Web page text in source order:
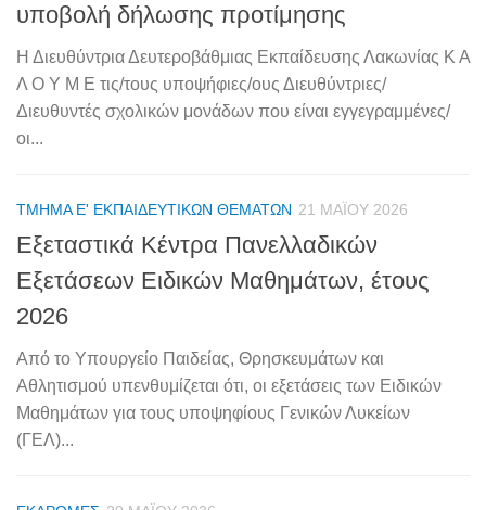
υποβολή δήλωσης προτίμησης
Η Διευθύντρια Δευτεροβάθμιας Εκπαίδευσης Λακωνίας Κ Α
Λ Ο Υ Μ Ε τις/τους υποψήφιες/ους Διευθύντριες/
Διευθυντές σχολικών μονάδων που είναι εγγεγραμμένες/
οι...
ΤΜΉΜΑ Ε' ΕΚΠΑΙΔΕΥΤΙΚΏΝ ΘΕΜΆΤΩΝ 21 ΜΑΪ́ΟΥ 2026
Εξεταστικά Κέντρα Πανελλαδικών
Εξετάσεων Ειδικών Μαθημάτων, έτους
2026
Από το Υπουργείο Παιδείας, Θρησκευμάτων και
Αθλητισμού υπενθυμίζεται ότι, οι εξετάσεις των Eιδικών
Μαθημάτων για τους υποψηφίους Γενικών Λυκείων
(ΓΕΛ)...